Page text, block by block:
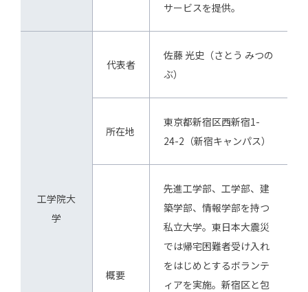
サービスを提供。
工学院大
学
代表者
佐藤 光史（さとう みつの
ぶ）
所在地
東京都新宿区西新宿1-
24-2（新宿キャンパス）
概要
先進工学部、工学部、建
築学部、情報学部を持つ
私立大学。東日本大震災
では帰宅困難者受け入れ
をはじめとするボランテ
ィアを実施。新宿区と包